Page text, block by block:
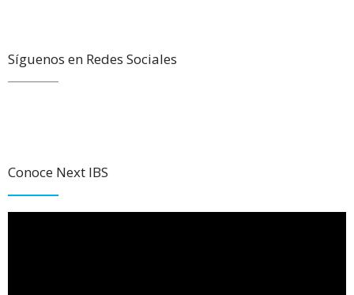
Síguenos en Redes Sociales
Conoce Next IBS